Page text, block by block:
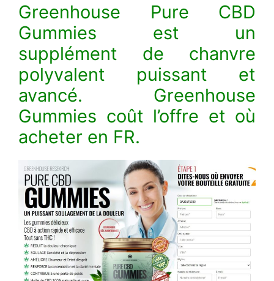
Greenhouse Pure CBD
Gummies est un
supplément de chanvre
polyvalent puissant et
avancé. Greenhouse
Gummies coût l’offre et où
acheter en FR.